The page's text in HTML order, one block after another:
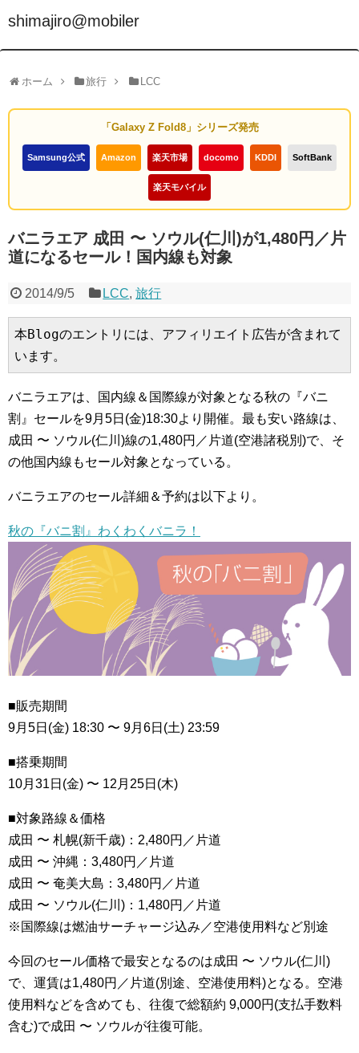
shimajiro@mobiler
ホーム 旅行 LCC
「Galaxy Z Fold8」シリーズ発売
Samsung公式 Amazon 楽天市場 docomo KDDI SoftBank
楽天モバイル
バニラエア 成田 〜 ソウル(仁川)が1,480円／片
道になるセール！国内線も対象
2014/9/5 LCC,旅行
本Blogのエントリには、アフィリエイト広告が含まれて
います。
バニラエアは、国内線＆国際線が対象となる秋の『バニ
割』セールを9月5日(金)18:30より開催。最も安い路線は、
成田 〜 ソウル(仁川)線の1,480円／片道(空港諸税別)で、そ
の他国内線もセール対象となっている。
バニラエアのセール詳細＆予約は以下より。
秋の『バニ割』わくわくバニラ！
■販売期間
9月5日(金) 18:30 〜 9月6日(土) 23:59
■搭乗期間
10月31日(金) 〜 12月25日(木)
■対象路線＆価格
成田 〜 札幌(新千歳)：2,480円／片道
成田 〜 沖縄：3,480円／片道
成田 〜 奄美大島：3,480円／片道
成田 〜 ソウル(仁川)：1,480円／片道
※国際線は燃油サーチャージ込み／空港使用料など別途
今回のセール価格で最安となるのは成田 〜 ソウル(仁川)
で、運賃は1,480円／片道(別途、空港使用料)となる。空港
使用料などを含めても、往復で総額約 9,000円(支払手数料
含む)で成田 〜 ソウルが往復可能。